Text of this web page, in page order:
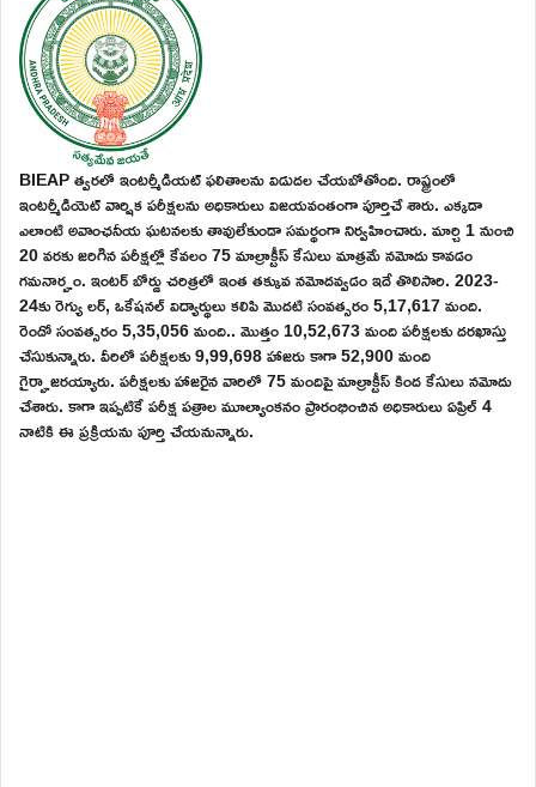
BIEAP త్వరలో ఇంటర్మీడియట్ ఫలితాలను విడుదల చేయబోతోంది. రాష్ట్రంలో
ఇంటర్మీడియెట్ వార్షిక పరీక్షలను అధికారులు విజయవంతంగా పూర్తిచే శారు. ఎక్కడా
ఎలాంటి అవాంఛనీయ ఘటనలకు తావులేకుండా సమర్థంగా నిర్వహించారు. మార్చి 1 నుంచి
20 వరకు జరిగిన పరీక్షల్లో కేవలం 75 మాల్రాక్టీస్ కేసులు మాత్రమే నమోదు కావడం
గమనార్హం. ఇంటర్ బోర్డు చరిత్రలో ఇంత తక్కువ నమోదవ్వడం ఇదే తొలిసారి. 2023-
24కు రెగ్యు లర్, ఒకేషనల్ విద్యార్థులు కలిపి మొదటి సంవత్సరం 5,17,617 మంది.
రెండో సంవత్సరం 5,35,056 మంది.. మొత్తం 10,52,673 మంది పరీక్షలకు దరఖాస్తు
చేసుకున్నారు. వీరిలో పరీక్షలకు 9,99,698 హాజరు కాగా 52,900 మంది
గైర్హాజరయ్యారు. పరీక్షలకు హాజరైన వారిలో 75 మందిపై మాల్రాక్టీస్ కింద కేసులు నమోదు
చేశారు. కాగా ఇప్పటికే పరీక్ష పత్రాల మూల్యాంకనం ప్రారంభించిన అధికారులు ఏప్రిల్ 4
నాటికి ఈ ప్రక్రియను పూర్తి చేయనున్నారు.